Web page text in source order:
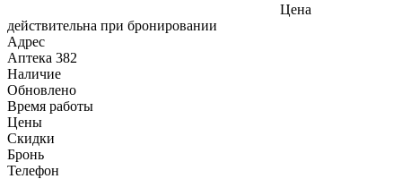
Цена
действительна при бронировании
Адрес
Аптека 382
Наличие
Обновлено
Время работы
Цены
Скидки
Бронь
Телефон